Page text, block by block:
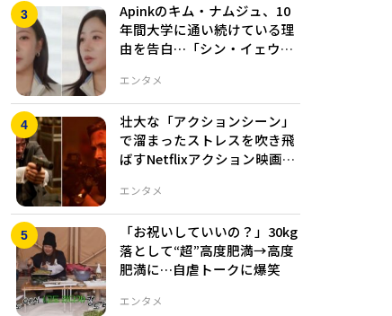
エンタメ
Apinkのキム・ナムジュ、10
年間大学に通い続けている理
由を告白…「シン・イェウン
エンタメ
壮大な「アクションシーン」
で溜まったストレスを吹き飛
ばすNetflixアクション映画5
エンタメ
「お祝いしていいの？」30kg
落として“超”高度肥満→高度
肥満に…自虐トークに爆笑